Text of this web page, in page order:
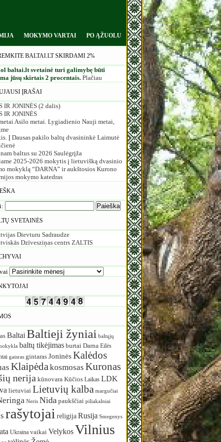
MOKYMO VARTAI PO ĄŽUOLU
BALTAI.LT SKIRDAMI 2%
baltai.lt svetainė turi galimybę būti
jūsų skirtais 2 procentais. Plačiau
ĮRAŠAI
IR JONINĖS (2 dalis)
IR JONINĖS
Asilo metai. Lygiadienio Nauji metai,
Į Dausas pakilo baltų dvasininkė Laimutė
baltus su 2026 Saulėgrįža
2025-2026 mokytis į lietuvišką dvasinio
mokyklą “DARNA” ir aukštosios Kurono
mokymo katedras
SVETAINĖS
Dievturu Sadraudze
Dzīvesziņas centrs ZALTIS
Baltai Baltieji žyniai baltųjų
baltų tikėjimas burtai Darna Eilės
gaisras gintaras JoninėsKalėdos
Klaipėda kosmosas Kuronas
nerija kūnovara Kūčios Laikas LDK
lietuviai Lietuvių kalba margučiai
Neris Nida paukščiai piliakalniai
rašytojai religijaRusija Smegenys
Ukraina vaikai VelykosVilnius